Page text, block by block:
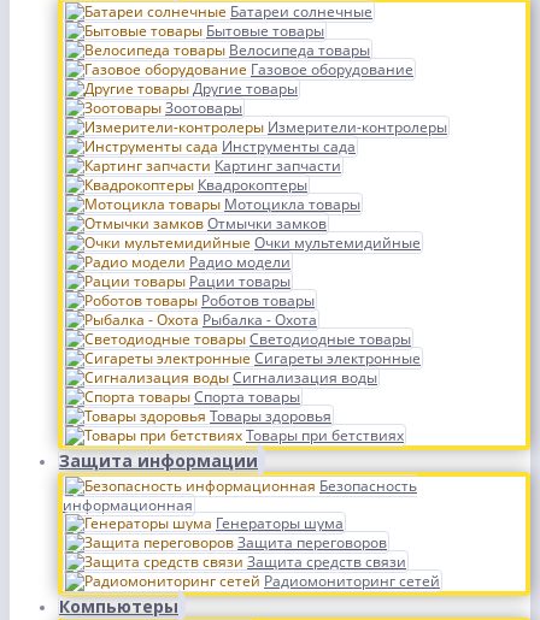
Батареи солнечные
Бытовые товары
Велосипеда товары
Газовое оборудование
Другие товары
Зоотовары
Измерители-контролеры
Инструменты сада
Картинг запчасти
Квадрокоптеры
Мотоцикла товары
Отмычки замков
Очки мультемидийные
Радио модели
Рации товары
Роботов товары
Рыбалка - Охота
Светодиодные товары
Сигареты электронные
Сигнализация воды
Спорта товары
Товары здоровья
Товары при бетствиях
Защита информации
Безопасность
информационная
Генераторы шума
Защита переговоров
Защита средств связи
Радиомониторинг сетей
Компьютеры